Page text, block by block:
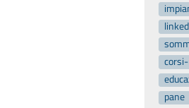
pane